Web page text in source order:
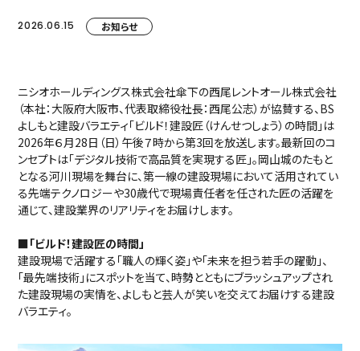
2026.06.15 お知らせ
ニシオホールディングス株式会社傘下の西尾レントオール株式会社
（本社：大阪府大阪市、代表取締役社長：西尾公志）が協賛する、BS
よしもと建設バラエティ「ビルド！建設匠（けんせつしょう）の時間」は
2026年６月28日（日）午後７時から第3回を放送します。最新回のコ
ンセプトは「デジタル技術で高品質を実現する匠」。岡山城のたもと
となる河川現場を舞台に、第一線の建設現場において活用されてい
る先端テクノロジーや30歳代で現場責任者を任された匠の活躍を
通じて、建設業界のリアリティをお届けします。
■「ビルド！建設匠の時間」
建設現場で活躍する「職人の輝く姿」や「未来を担う若手の躍動」、
「最先端技術」にスポットを当て、時勢とともにブラッシュアップされ
た建設現場の実情を、よしもと芸人が笑いを交えてお届けする建設
バラエティ。